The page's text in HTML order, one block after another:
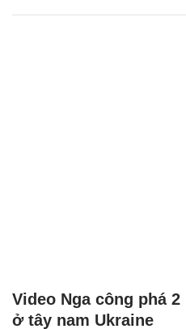
Video Nga công phá
ở tây nam Ukraine